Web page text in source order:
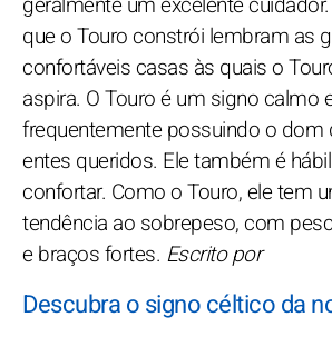
que o Touro constrói lembram as
confortáveis casas às quais o
aspira. O Touro é um signo calmo
frequentemente possuindo o dom
entes queridos. Ele também é
confortar. Como o Touro, ele tem
tendência ao sobrepeso, com
e braços fortes. Escrito por
Descubra o signo céltico da